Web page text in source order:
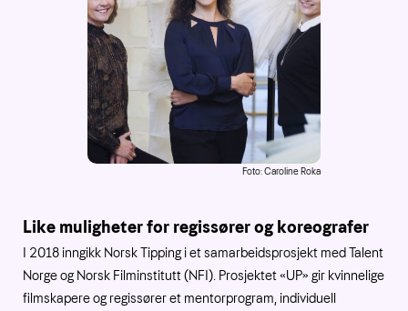
Foto: Caroline Roka
Like muligheter for regissører og koreografer
I 2018 inngikk Norsk Tipping i et samarbeidsprosjekt med Talent
Norge og Norsk Filminstitutt (NFI). Prosjektet «UP» gir kvinnelige
filmskapere og regissører et mentorprogram, individuell